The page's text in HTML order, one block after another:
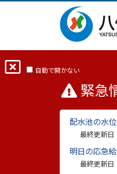
自動で開かない
緊急
配水池の水
最終更新日
明日の応急
最終更新日
都
2026年6月